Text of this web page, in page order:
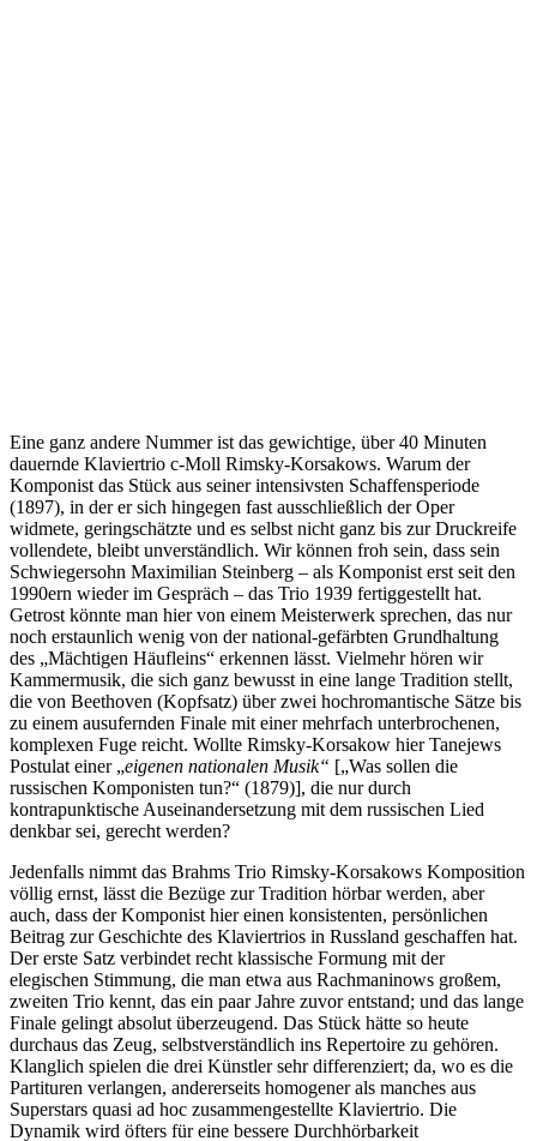
Eine ganz andere Nummer ist das gewichtige, über 40 Minuten
dauernde Klaviertrio c-Moll Rimsky-Korsakows. Warum der
Komponist das Stück aus seiner intensivsten Schaffensperiode
(1897), in der er sich hingegen fast ausschließlich der Oper
widmete, geringschätzte und es selbst nicht ganz bis zur Druckreife
vollendete, bleibt unverständlich. Wir können froh sein, dass sein
Schwiegersohn Maximilian Steinberg – als Komponist erst seit den
1990ern wieder im Gespräch – das Trio 1939 fertiggestellt hat.
Getrost könnte man hier von einem Meisterwerk sprechen, das nur
noch erstaunlich wenig von der national-gefärbten Grundhaltung
des „Mächtigen Häufleins“ erkennen lässt. Vielmehr hören wir
Kammermusik, die sich ganz bewusst in eine lange Tradition stellt,
die von Beethoven (Kopfsatz) über zwei hochromantische Sätze bis
zu einem ausufernden Finale mit einer mehrfach unterbrochenen,
komplexen Fuge reicht. Wollte Rimsky-Korsakow hier Tanejews
Postulat einer „eigenen nationalen Musik“ [„Was sollen die
russischen Komponisten tun?“ (1879)], die nur durch
kontrapunktische Auseinandersetzung mit dem russischen Lied
denkbar sei, gerecht werden?
Jedenfalls nimmt das Brahms Trio Rimsky-Korsakows Komposition
völlig ernst, lässt die Bezüge zur Tradition hörbar werden, aber
auch, dass der Komponist hier einen konsistenten, persönlichen
Beitrag zur Geschichte des Klaviertrios in Russland geschaffen hat.
Der erste Satz verbindet recht klassische Formung mit der
elegischen Stimmung, die man etwa aus Rachmaninows großem,
zweiten Trio kennt, das ein paar Jahre zuvor entstand; und das lange
Finale gelingt absolut überzeugend. Das Stück hätte so heute
durchaus das Zeug, selbstverständlich ins Repertoire zu gehören.
Klanglich spielen die drei Künstler sehr differenziert; da, wo es die
Partituren verlangen, andererseits homogener als manches aus
Superstars quasi ad hoc zusammengestellte Klaviertrio. Die
Dynamik wird öfters für eine bessere Durchhörbarkeit